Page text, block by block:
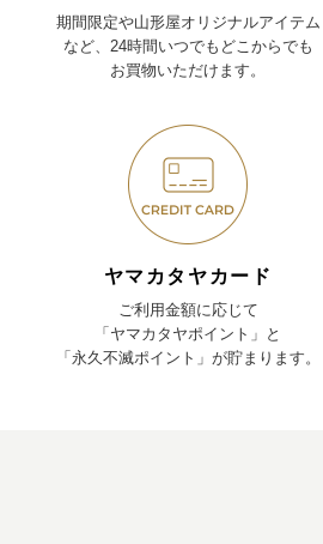
期間限定や山形屋オリジナルアイテム
など、24時間いつでもどこからでも
お買物いただけます。
ヤマカタヤカード
ご利用金額に応じて
「ヤマカタヤポイント」と
「永久不滅ポイント」が貯まります。